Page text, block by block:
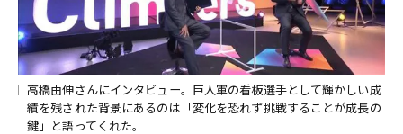
高橋由伸さんにインタビュー。巨人軍の看板選手として輝かしい成
績を残された背景にあるのは「変化を恐れず挑戦することが成長の
鍵」と語ってくれた。